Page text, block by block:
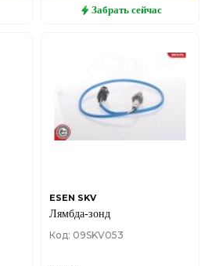
Забрать сейчас
ESEN SKV
Лямбда-зонд
Код: 09SKV053